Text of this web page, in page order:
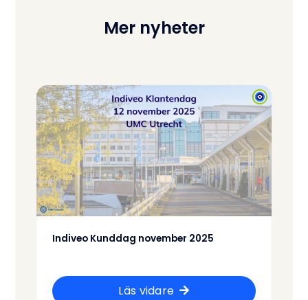
Mer nyheter
Indiveo Kunddag november 2025
Läs vidare